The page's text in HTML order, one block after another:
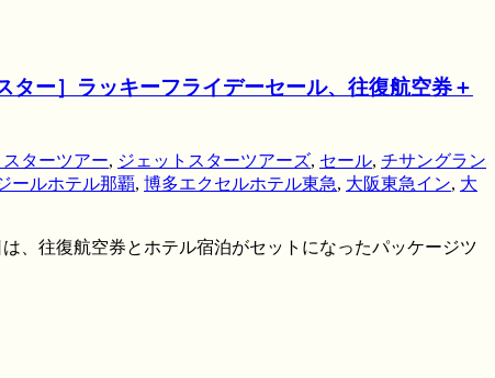
ー］ラッキーフライデーセール、往復航空券＋
ターツアー, ジェットスターツアーズ, セール, チサングラン
ールホテル那覇, 博多エクセルホテル東急, 大阪東急イン, 大
、往復航空券とホテル宿泊がセットになったパッケージツ